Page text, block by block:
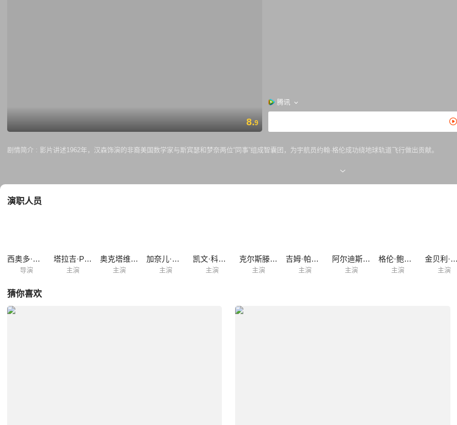
8.9
腾讯
剧情简介 : 影片讲述1962年，汉森饰演的非裔美国数学家与斯宾瑟和梦奈两位“同事”组成智囊团，为宇航员约翰·格伦成功绕地球轨道飞行做出贡献。
演职人员
西奥多·梅尔菲
导演
塔拉吉·P·汉森
主演
奥克塔维亚·斯宾瑟
主演
加奈儿·梦奈
主演
凯文·科斯特纳
主演
克尔斯滕·邓斯特
主演
吉姆·帕森斯
主演
阿尔迪斯·霍吉
主演
格伦·鲍威尔
主演
金贝利·
主演
猜你喜欢